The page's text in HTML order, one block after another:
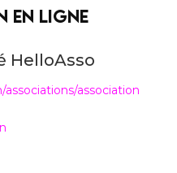
en ligne
HelloAsso
association